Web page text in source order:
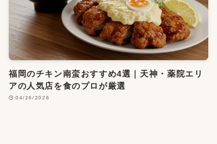
福岡のチキン南蛮おすすめ4選｜天神・薬院エリ
アの人気店を食のプロが厳選
04/26/2026